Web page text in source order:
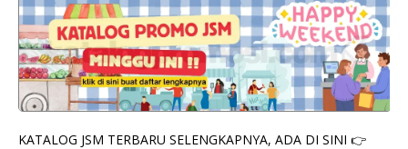
KATALOG JSM TERBARU SELENGKAPNYA, ADA DI SINI 👉